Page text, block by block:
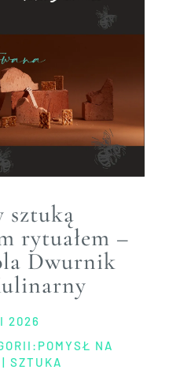
sztuką
rytuałem –
Dwurnik
2026
POMYSŁ NA
| SZTUKA